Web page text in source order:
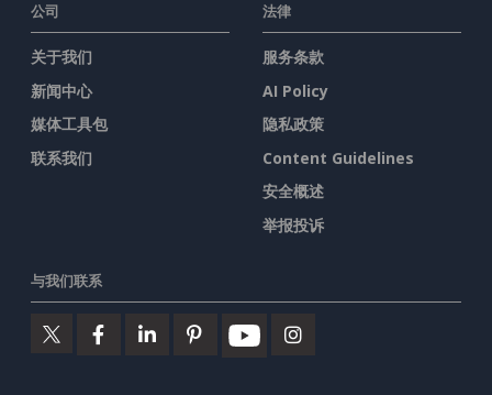
公司
关于我们
新闻中心
媒体工具包
联系我们
法律
服务条款
AI Policy
隐私政策
Content Guidelines
安全概述
举报投诉
与我们联系